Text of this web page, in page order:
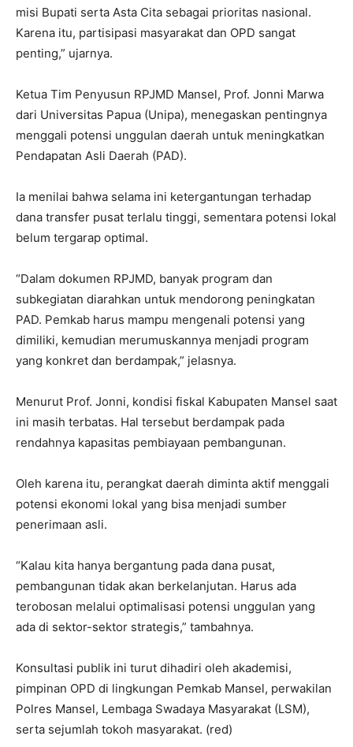
misi Bupati serta Asta Cita sebagai prioritas nasional.
Karena itu, partisipasi masyarakat dan OPD sangat
penting,” ujarnya.
Ketua Tim Penyusun RPJMD Mansel, Prof. Jonni Marwa
dari Universitas Papua (Unipa), menegaskan pentingnya
menggali potensi unggulan daerah untuk meningkatkan
Pendapatan Asli Daerah (PAD).
Ia menilai bahwa selama ini ketergantungan terhadap
dana transfer pusat terlalu tinggi, sementara potensi lokal
belum tergarap optimal.
“Dalam dokumen RPJMD, banyak program dan
subkegiatan diarahkan untuk mendorong peningkatan
PAD. Pemkab harus mampu mengenali potensi yang
dimiliki, kemudian merumuskannya menjadi program
yang konkret dan berdampak,” jelasnya.
Menurut Prof. Jonni, kondisi fiskal Kabupaten Mansel saat
ini masih terbatas. Hal tersebut berdampak pada
rendahnya kapasitas pembiayaan pembangunan.
Oleh karena itu, perangkat daerah diminta aktif menggali
potensi ekonomi lokal yang bisa menjadi sumber
penerimaan asli.
“Kalau kita hanya bergantung pada dana pusat,
pembangunan tidak akan berkelanjutan. Harus ada
terobosan melalui optimalisasi potensi unggulan yang
ada di sektor-sektor strategis,” tambahnya.
Konsultasi publik ini turut dihadiri oleh akademisi,
pimpinan OPD di lingkungan Pemkab Mansel, perwakilan
Polres Mansel, Lembaga Swadaya Masyarakat (LSM),
serta sejumlah tokoh masyarakat. (red)